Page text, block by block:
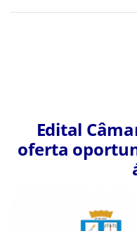
Edital
oferta